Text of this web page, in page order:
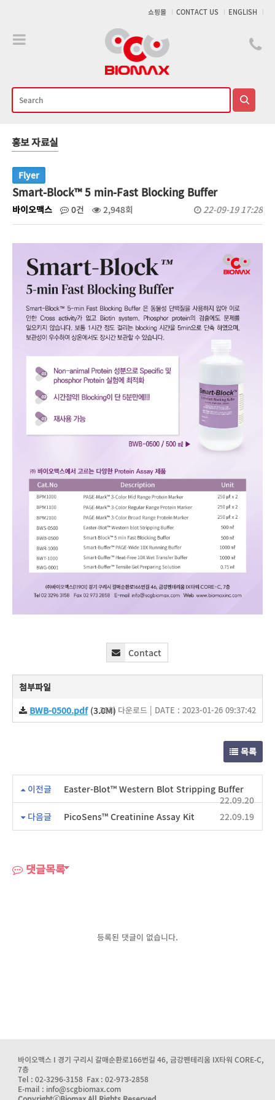
쇼핑몰 CONTACT US ENGLISH
홍보 자료실
Flyer
Smart-Block™ 5 min-Fast Blocking Buffer
바이오맥스 0건 2,948회 22-09-19 17:28
Contact
첨부파일
BWB-0500.pdf(3.0M)
36회 다운로드 | DATE : 2023-01-26 09:37:42
목록
이전글
Easter-Blot™ Western Blot Stripping Buffer
22.09.20
다음글
PicoSens™ Creatinine Assay Kit 22.09.19
댓글목록
등록된 댓글이 없습니다.
바이오맥스 I 경기 구리시 갈매순환로166번길 46, 금강펜테리움 IX타워 CORE-C,
7층
Tel : 02-3296-3158 Fax : 02-973-2858
E-mail : info@scgbiomax.com